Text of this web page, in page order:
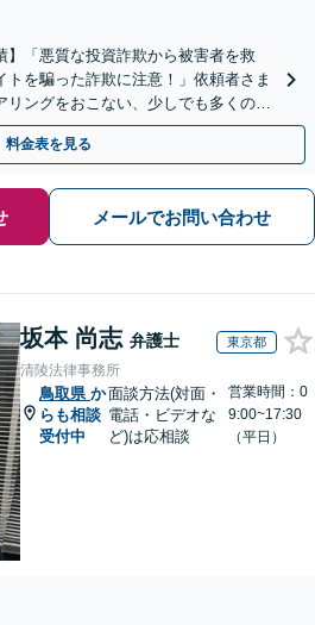
】「悪質な投資詐欺から被害者を救
を騙った詐欺に注意！」依頼者さま
リングをおこない、少しでも多くの返
料金表を見る
メールでお問い合わせ
坂本 尚志 弁護士 東京都
清陵法律事務所
鳥取県 か
らも相談
受付中
面談方法(対面・
電話・ビデオな
ど)は応相談
営業時間：0
9:00~17:30
（平日）